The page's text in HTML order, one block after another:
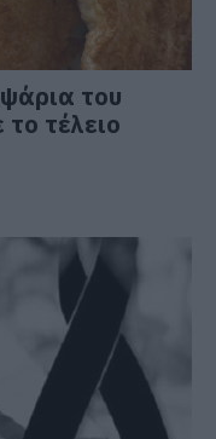
του
τέλειο